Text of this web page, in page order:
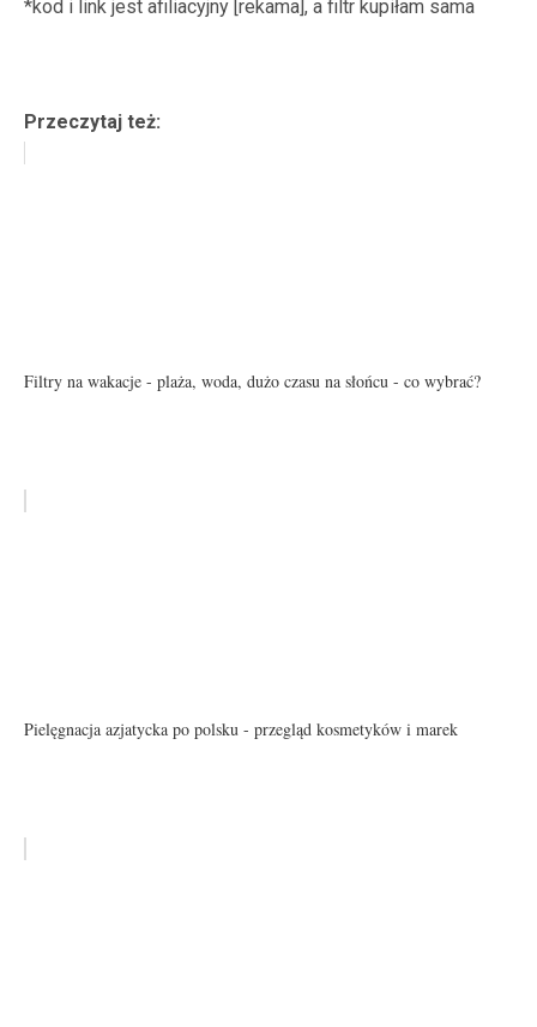
*kod i link jest afiliacyjny [rekama], a filtr kupiłam sama
Przeczytaj też:
Filtry na wakacje - plaża, woda, dużo czasu na słońcu - co wybrać?
Pielęgnacja azjatycka po polsku - przegląd kosmetyków i marek